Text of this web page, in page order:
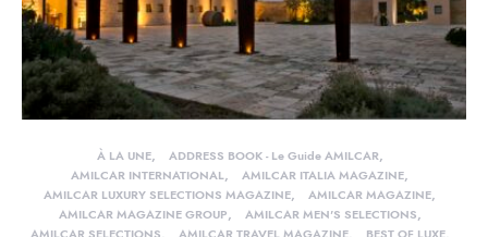
À LA UNE
ADDRESS BOOK - Le Guide AMILCAR
AMILCAR INTERNATIONAL
AMILCAR ITALIA MAGAZINE
AMILCAR LUXURY SELECTIONS MAGAZINE
AMILCAR MAGAZINE
AMILCAR MAGAZINE GROUP
AMILCAR MEN'S SELECTIONS